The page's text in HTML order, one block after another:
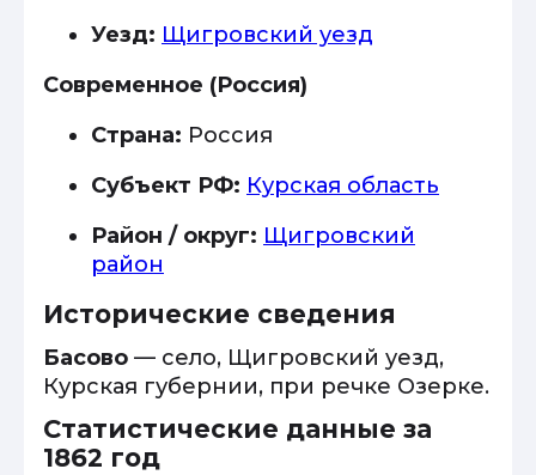
Уезд: Щигровский уезд
Современное (Россия)
Страна: Россия
Субъект РФ: Курская область
Район / округ: Щигровский
район
Исторические сведения
Басово — село, Щигровский уезд,
Курская губернии, при речке Озерке.
Статистические данные за
1862 год